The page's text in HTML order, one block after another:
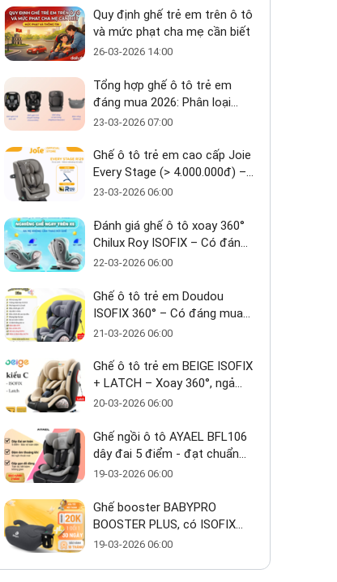
Quy định ghế trẻ em trên ô tô
và mức phạt cha mẹ cần biết
26-03-2026 14:00
Tổng hợp ghế ô tô trẻ em
đáng mua 2026: Phân loại
theo tầm giá
23-03-2026 07:00
Ghế ô tô trẻ em cao cấp Joie
Every Stage (> 4.000.000đ) –
Ưu và nhược điểm - Có đáng
23-03-2026 06:00
Đánh giá ghế ô tô xoay 360°
Chilux Roy ISOFIX – Có đáng
mua trong tầm giá ~3 triệu
22-03-2026 06:00
Ghế ô tô trẻ em Doudou
ISOFIX 360° – Có đáng mua
trong tầm giá 2 triệu?
21-03-2026 06:00
Ghế ô tô trẻ em BEIGE ISOFIX
+ LATCH – Xoay 360°, ngả
170°, giải pháp an toàn linh
20-03-2026 06:00
Ghế ngồi ô tô AYAEL BFL106
dây đai 5 điểm - đạt chuẩn
ECE R129 cho bé từ 1–10 tuổi
19-03-2026 06:00
Ghế booster BABYPRO
BOOSTER PLUS, có ISOFIX
giá ~800k có thực sự đáng
19-03-2026 06:00